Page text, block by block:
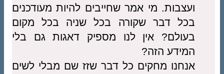
ועצבות. מי אמר שחייבים להיות מעודכנים
בכל דבר שקורה בכל שניה בכל מקום
בעולם? אין לנו מספיק דאגות גם בלי
המידע הזה?
אנחנו מחקים כל דבר שזז שם מבלי לשים